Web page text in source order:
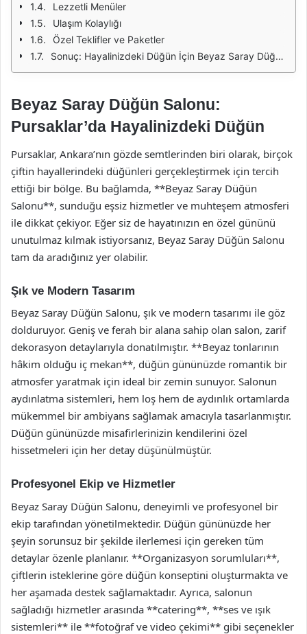
Lezzetli Menüler
Ulaşım Kolaylığı
Özel Teklifler ve Paketler
Sonuç: Hayalinizdeki Düğün İçin Beyaz Saray Düğün Salonu
Beyaz Saray Düğün Salonu:
Pursaklar’da Hayalinizdeki Düğün
Pursaklar, Ankara’nın gözde semtlerinden biri olarak, birçok
çiftin hayallerindeki düğünleri gerçekleştirmek için tercih
ettiği bir bölge. Bu bağlamda, **Beyaz Saray Düğün
Salonu**, sunduğu eşsiz hizmetler ve muhteşem atmosferi
ile dikkat çekiyor. Eğer siz de hayatınızın en özel gününü
unutulmaz kılmak istiyorsanız, Beyaz Saray Düğün Salonu
tam da aradığınız yer olabilir.
Şık ve Modern Tasarım
Beyaz Saray Düğün Salonu, şık ve modern tasarımı ile göz
dolduruyor. Geniş ve ferah bir alana sahip olan salon, zarif
dekorasyon detaylarıyla donatılmıştır. **Beyaz tonlarının
hâkim olduğu iç mekan**, düğün gününüzde romantik bir
atmosfer yaratmak için ideal bir zemin sunuyor. Salonun
aydınlatma sistemleri, hem loş hem de aydınlık ortamlarda
mükemmel bir ambiyans sağlamak amacıyla tasarlanmıştır.
Düğün gününüzde misafirlerinizin kendilerini özel
hissetmeleri için her detay düşünülmüştür.
Profesyonel Ekip ve Hizmetler
Beyaz Saray Düğün Salonu, deneyimli ve profesyonel bir
ekip tarafından yönetilmektedir. Düğün gününüzde her
şeyin sorunsuz bir şekilde ilerlemesi için gereken tüm
detaylar özenle planlanır. **Organizasyon sorumluları**,
çiftlerin isteklerine göre düğün konseptini oluşturmakta ve
her aşamada destek sağlamaktadır. Ayrıca, salonun
sağladığı hizmetler arasında **catering**, **ses ve ışık
sistemleri** ile **fotoğraf ve video çekimi** gibi seçenekler